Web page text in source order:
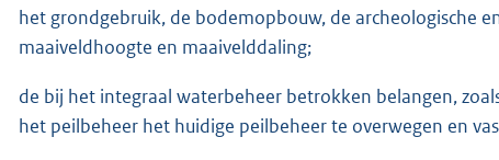
het grondgebruik, de bodemopbouw, de archeologische
maaiveldhoogte en maaivelddaling;
de bij het integraal waterbeheer betrokken belangen,
het peilbeheer het huidige peilbeheer te overwegen en